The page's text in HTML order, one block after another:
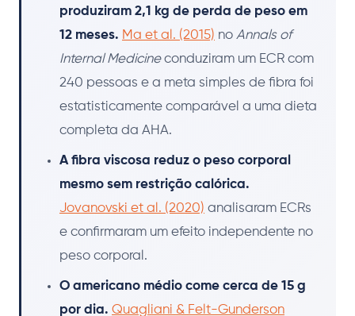
produziram 2,1 kg de perda de peso em
12 meses. Ma et al. (2015) no Annals of
Internal Medicineconduziram um ECR com
240 pessoas e a meta simples de fibra foi
estatisticamente comparável a uma dieta
completa da AHA.
A fibra viscosa reduz o peso corporal
mesmo sem restrição calórica.
Jovanovski et al. (2020) analisaram ECRs
e confirmaram um efeito independente no
peso corporal.
O americano médio come cerca de 15 g
por dia. Quagliani & Felt-Gunderson